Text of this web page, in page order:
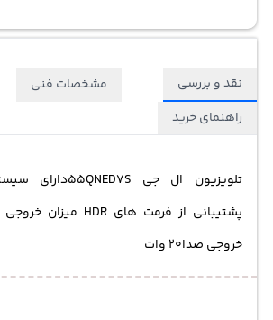
نقد و بررسی مشخصات فنی
راهنمای خرید
خروجی صدا20 وات